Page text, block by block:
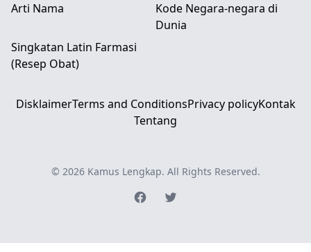
Arti Nama
Kode Negara-negara di
Dunia
Singkatan Latin Farmasi
(Resep Obat)
DisklaimerTerms and ConditionsPrivacy policyKontak
Tentang
© 2026 Kamus Lengkap. All Rights Reserved.